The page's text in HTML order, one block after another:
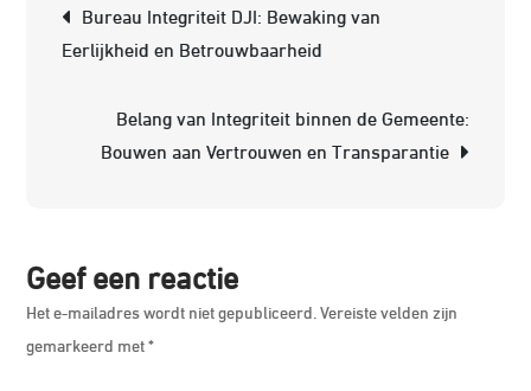
Bureau Integriteit DJI: Bewaking van
Eerlijkheid en Betrouwbaarheid
Belang van Integriteit binnen de Gemeente:
Bouwen aan Vertrouwen en Transparantie
Geef een reactie
Het e-mailadres wordt niet gepubliceerd. Vereiste velden zijn
gemarkeerd met*